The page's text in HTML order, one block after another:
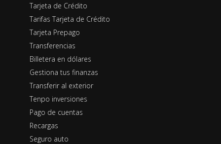
Tarjeta de Crédito
Tarifas Tarjeta de Crédito
Tarjeta Prepago
Transferencias
Billetera en dólares
Gestiona tus finanzas
Transferir al exterior
Tenpo inversiones
Pago de cuentas
Recargas
Seguro auto